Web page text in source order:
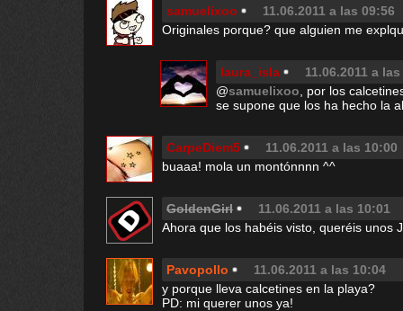
samuelixoo
11.06.2011 a las 09:56
Originales porque? que alguien me
laura_isla
11.06.2011 a
@samuelixoo , por los
se supone que los ha hecho la
CarpeDiem5
11.06.2011 a las 10:00
buaaa! mola un montónnnn ^^
GoldenGirl
11.06.2011 a las 10:01
Ahora que los habéis visto, queréis unos
Pavopollo
11.06.2011 a las 10:04
y porque lleva calcetines en la playa?
PD: mi querer unos ya!